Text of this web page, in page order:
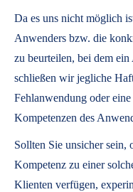
Da es uns nicht möglich
Anwenders bzw. die
zu beurteilen, bei dem
schließen wir jegliche
Fehlanwendung oder
Kompetenzen des
Sollten Sie unsicher sein,
Kompetenz zu einer
Klienten verfügen,